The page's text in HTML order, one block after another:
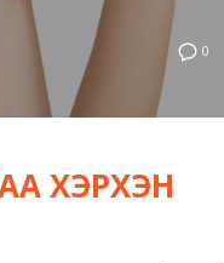
0
ХЭРХЭН